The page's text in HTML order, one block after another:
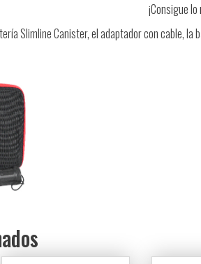
¡Consigue
Slimline Canister, el adaptador con cable,